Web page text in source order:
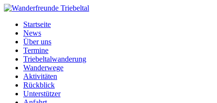
Startseite
News
Über uns
Termine
Triebeltalwanderung
Wanderwege
Aktivitäten
Rückblick
Unterstützer